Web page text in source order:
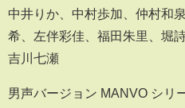
中井りか、中村歩加、仲村和
希、左伴彩佳、福田朱里、堀
吉川七瀬
男声バージョン MANVO シリ